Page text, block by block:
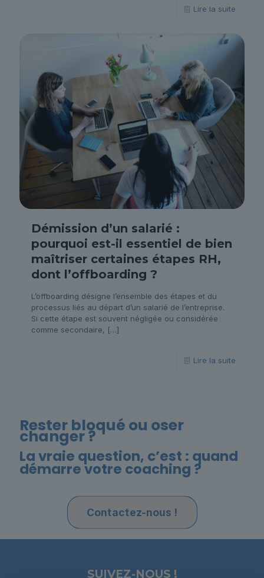
Lire la suite
Démission d’un salarié :
pourquoi est-il essentiel de bien
maîtriser certaines étapes RH,
dont l’offboarding ?
L’offboarding désigne l’ensemble des étapes et du
processus liés au départ d’un salarié de l’entreprise.
Si cette étape est souvent négligée ou considérée
comme secondaire, […]
Lire la suite
Rester bloqué ou oser
changer ?
La vraie question, c’est : quand
démarre votre coaching ?
Contactez-nous !
SUIVEZ-NOUS !